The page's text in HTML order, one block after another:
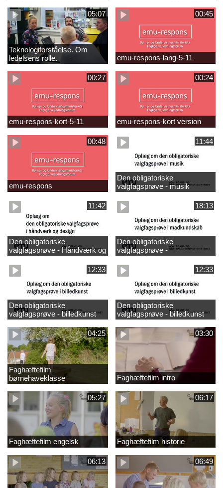
Skole
05:07
Teknologiforståelse. Om
ledelsens rolle.
Sofiendalskolen
00:45
emu-respons-lang-5-11
00:27
emu-respons-kort-5-11
00:24
emu-respons-kort version
00:48
emu-respons
11:44
Den obligatoriske
valgfagsprøve - musik
11:42
Den obligatoriske
valgfagsprøve - Håndværk og
design
18:13
Den obligatoriske
valgfagsprøve -
madkundskab
12:33
Den obligatoriske
valgfagsprøve - billedkunst
større LK
12:33
Den obligatoriske
valgfagsprøve - billedkunst
04:25
Faghæftefilm
børnehaveklasse
03:30
Faghæftefilm intro
05:27
Faghæftefilm engelsk
06:17
Faghæftefilm historie
06:13 06:49